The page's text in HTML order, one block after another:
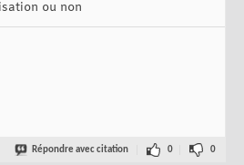
ou non
Répondre avec citation 0 0